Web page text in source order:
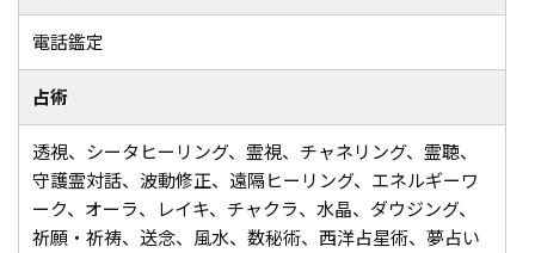
電話鑑定
占術
透視、シータヒーリング、霊視、チャネリング、霊聴、
守護霊対話、波動修正、遠隔ヒーリング、エネルギーワ
ーク、オーラ、レイキ、チャクラ、水晶、ダウジング、
祈願・祈祷、送念、風水、数秘術、西洋占星術、夢占い